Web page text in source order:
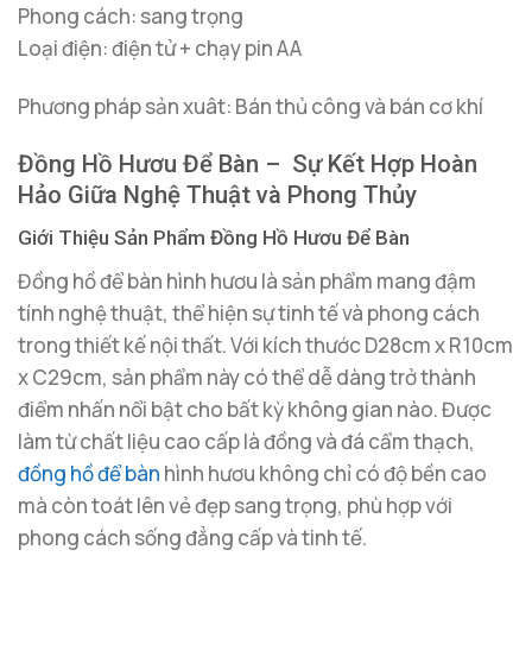
Phong cách: sang trọng
Loại điện: điện tử + chạy pin AA
Phương pháp sản xuât: Bán thủ công và bán cơ khí
Đồng Hồ Hươu Để Bàn – Sự Kết Hợp Hoàn
Hảo Giữa Nghệ Thuật và Phong Thủy
Giới Thiệu Sản Phẩm Đồng Hồ Hươu Để Bàn
Đồng hồ để bàn hình hươu là sản phẩm mang đậm
tính nghệ thuật, thể hiện sự tinh tế và phong cách
trong thiết kế nội thất. Với kích thước D28cm x R10cm
x C29cm, sản phẩm này có thể dễ dàng trở thành
điểm nhấn nổi bật cho bất kỳ không gian nào. Được
làm từ chất liệu cao cấp là đồng và đá cẩm thạch,
đồng hồ để bàn hình hươu không chỉ có độ bền cao
mà còn toát lên vẻ đẹp sang trọng, phù hợp với
phong cách sống đẳng cấp và tinh tế.